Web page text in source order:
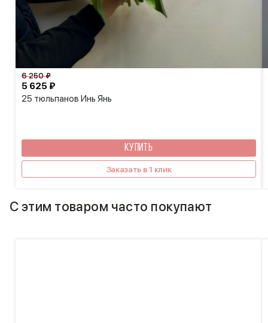
25 тюльпанов Инь Янь
5 625 ₽
6 250 ₽
КУПИТЬ
Заказать в 1 клик
С этим товаром часто покупают